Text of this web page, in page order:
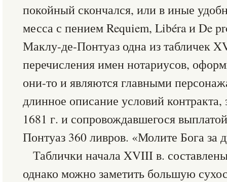
покойный скончался, или в иные
месса с пением Requiem, Libéra и De
Маклу-де-Понтуаз одна из табличек
перечисления имен нотариусов,
они-то и являются главными
длинное описание условий
1681 г. и сопровождавшегося
Понтуаз 360 ливров. «Молите Бога за
Таблички начала XVIII в.
однако можно заметить большую